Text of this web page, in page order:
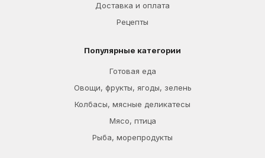
Доставка и оплата
Рецепты
Популярные категории
Готовая еда
Овощи, фрукты, ягоды, зелень
Колбасы, мясные деликатесы
Мясо, птица
Рыба, морепродукты